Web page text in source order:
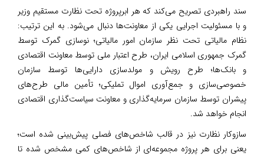
سند راهبردی تصریح می‌کند که هر ابرپروژه تحت نظارت مستقیم وزیر
و با مسئولیت اجرایی یکی از معاونت‌ها دنبال می‌شود. به این ترتیب:
نظام مالیاتی تحت نظر سازمان امور مالیاتی؛ نوسازی گمرک توسط
گمرک جمهوری اسلامی ایران، طرح اعتبار ملی توسط معاونت اقتصادی
و بانک‌ها؛ طرح رویش و مولدسازی دارایی‌ها توسط سازمان
خصوصی‌سازی و جمع‌آوری اموال تملیکی؛ تأمین مالی طرح‌های
پیشران توسط سازمان سرمایه‌گذاری و معاونت سیاست‌گذاری اقتصادی
انجام خواهد شد.
سازوکار نظارت نیز در قالب شاخص‌های فصلی پیش‌بینی شده است؛
یعنی برای هر پروژه مجموعه‌ای از شاخص‌های کمی مشخص شده تا